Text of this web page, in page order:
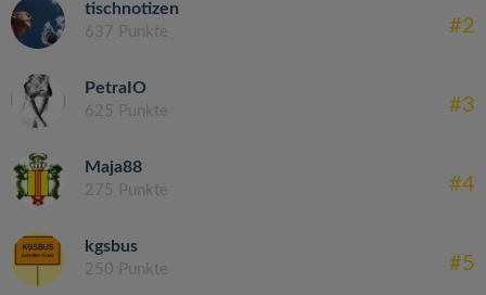
tischnotizen
637 Punkte #2
PetraIO
625 Punkte #3
Maja88
275 Punkte #4
kgsbus
250 Punkte #5